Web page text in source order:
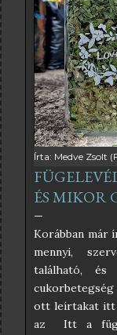
szabályait
sem, ezért
pedig a
kimondottan
vagy nem.
hideg szódával,
Írta: Medve Zsolt
ÉS MIKOR
Korábban már
mennyi,
található,
ott leírtakat itt
az Itt a